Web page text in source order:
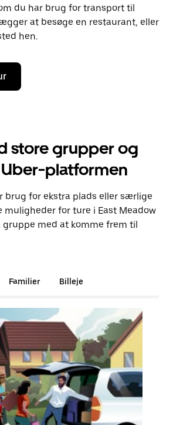
du har brug for transport til
at besøge en restaurant, eller
hen.
store grupper og
platformen
brug for ekstra plads eller særlige
muligheder for ture i East Meadow
med at komme frem til
Familier Billeje